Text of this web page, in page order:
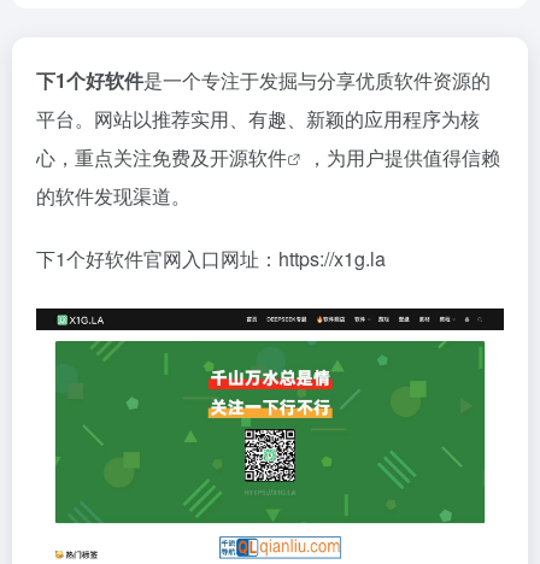
下1个好软件是一个专注于发掘与分享优质软件资源的
平台。网站以推荐实用、有趣、新颖的应用程序为核
心，重点关注免费及开源软件
，为用户提供值得信赖
的软件发现渠道。
下1个好软件官网入口网址：https://x1g.la